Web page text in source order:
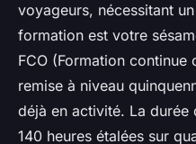
voyageurs, nécessitant
formation est votre
FCO (Formation
remise à niveau
déjà en activité. La durée
140 heures étalées sur